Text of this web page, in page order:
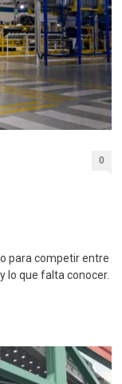
0
para competir entre
lo que falta conocer.